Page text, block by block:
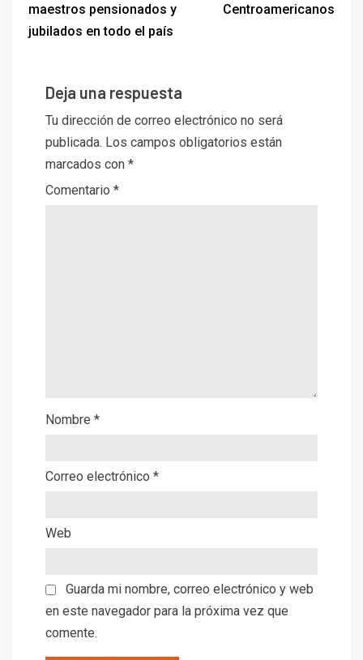
maestros pensionados y
jubilados en todo el país
Centroamericanos
Deja una respuesta
Tu dirección de correo electrónico no será
publicada. Los campos obligatorios están
marcados con *
Comentario *
Nombre *
Correo electrónico *
Web
Guarda mi nombre, correo electrónico y web
en este navegador para la próxima vez que
comente.